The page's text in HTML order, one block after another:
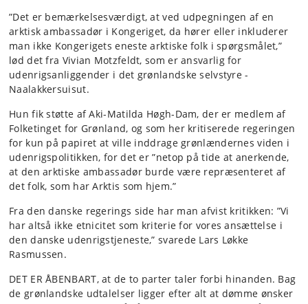
”Det er bemærkelsesværdigt, at ved udpegningen af en
arktisk ambassadør i Kongeriget, da hører eller inkluderer
man ikke Kongerigets eneste arktiske folk i spørgsmålet,”
lød det fra Vivian Motzfeldt, som er ansvarlig for
udenrigsanliggender i det grønlandske selvstyre -
Naalakkersuisut.
Hun fik støtte af Aki-Matilda Høgh-Dam, der er medlem af
Folketinget for Grønland, og som her kritiserede regeringen
for kun på papiret at ville inddrage grønlændernes viden i
udenrigspolitikken, for det er ”netop på tide at anerkende,
at den arktiske ambassadør burde være repræsenteret af
det folk, som har Arktis som hjem.”
Fra den danske regerings side har man afvist kritikken: ”Vi
har altså ikke etnicitet som kriterie for vores ansættelse i
den danske udenrigstjeneste,” svarede Lars Løkke
Rasmussen.
DET ER ÅBENBART, at de to parter taler forbi hinanden. Bag
de grønlandske udtalelser ligger efter alt at dømme ønsker